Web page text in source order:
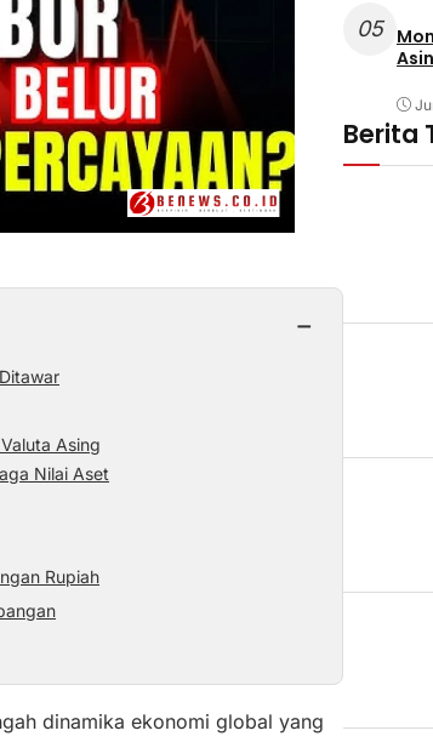
−
Asing
Nilai Aset
Rupiah
dinamika ekonomi global yang
05
Berita